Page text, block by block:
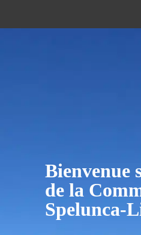
Bienvenue
de la
Spelunca-